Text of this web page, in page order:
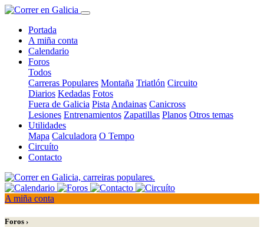
Portada
A miña conta
Calendario
Foros
Todos
Carreras Populares Montaña Triatlón Circuito
Diarios Kedadas Fotos
Fuera de Galicia Pista Andainas Canicross
Lesiones Entrenamientos Zapatillas Planos Otros temas
Utilidades
Mapa Calculadora O Tempo
Circuíto
Contacto
A miña conta
Foros ›